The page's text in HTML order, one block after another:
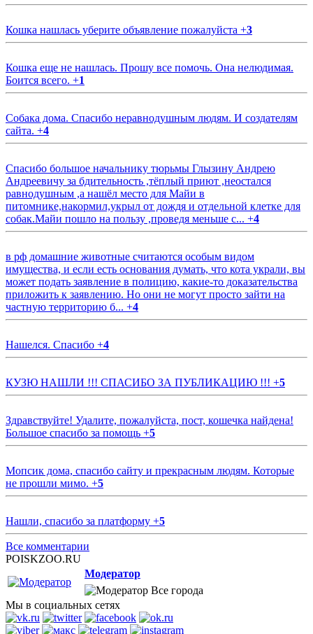
Кошка нашлась уберите объявление пожалуйста +3
Кошка еще не нашлась. Прошу все помочь. Она нелюдимая.
Боится всего. +1
Собака дома. Спасибо неравнодушным людям. И создателям
сайта. +4
Спасибо большое начальнику тюрьмы Глызину Андрею
Андреевичу за бдительность ,тёплый приют ,неостался
равнодушным ,а нашёл место для Майи в
питомнике,накормил,укрыл от дождя и отдельной клетке для
собак.Майи пошло на пользу ,проведя меньше с... +4
в рф домашние животные считаются особым видом
имущества, и если есть основания думать, что кота украли, вы
может подать заявление в полицию, какие-то доказательства
приложить к заявлению. Но они не могут просто зайти на
частную территорию б... +4
Нашелся. Спасибо +4
КУЗЮ НАШЛИ !!! СПАСИБО ЗА ПУБЛИКАЦИЮ !!! +5
Здравствуйте! Удалите, пожалуйста, пост, кошечка найдена!
Большое спасибо за помощь +5
Мопсик дома, спасибо сайту и прекрасным людям. Которые
не прошли мимо. +5
Нашли, спасибо за платформу +5
Все комментарии
POISKZOO.RU
Модератор
Все города
Мы в социальных сетях